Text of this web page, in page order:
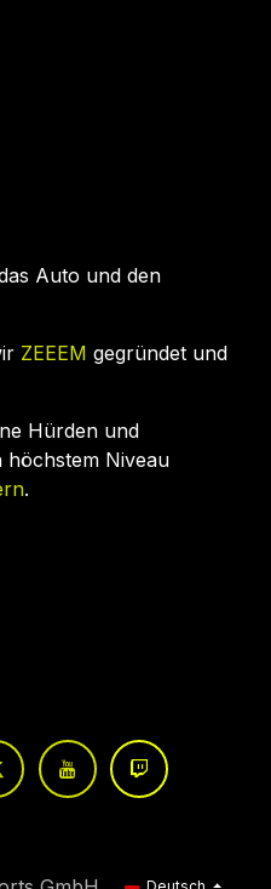
Auto und den
ZEEEM gegründet und
Hürden und
höchstem Niveau
.